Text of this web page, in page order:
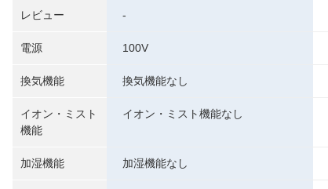
レビュー
電源
換気機能
イオン・ミスト
機能
加湿機能
-
100V
換気機能なし
イオン・ミスト機能なし
加湿機能なし